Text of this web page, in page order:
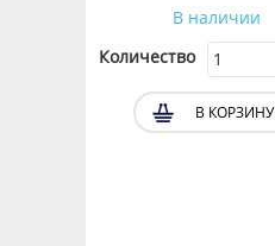
В наличии
Количество
В КОРЗИНУ